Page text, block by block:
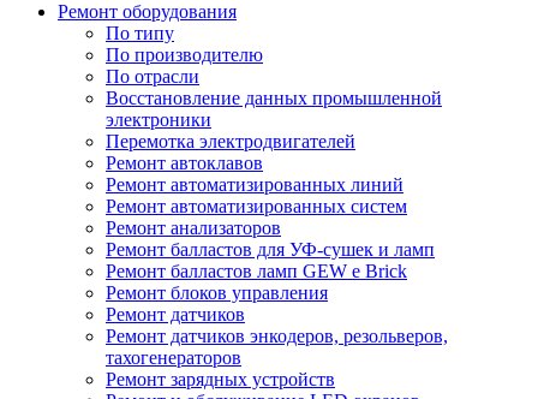
Ремонт оборудования
По типу
По производителю
По отрасли
Восстановление данных промышленной
электроники
Перемотка электродвигателей
Ремонт автоклавов
Ремонт автоматизированных линий
Ремонт автоматизированных систем
Ремонт анализаторов
Ремонт балластов для УФ-сушек и ламп
Ремонт балластов ламп GEW e Brick
Ремонт блоков управления
Ремонт датчиков
Ремонт датчиков энкодеров, резольверов,
тахогенераторов
Ремонт зарядных устройств